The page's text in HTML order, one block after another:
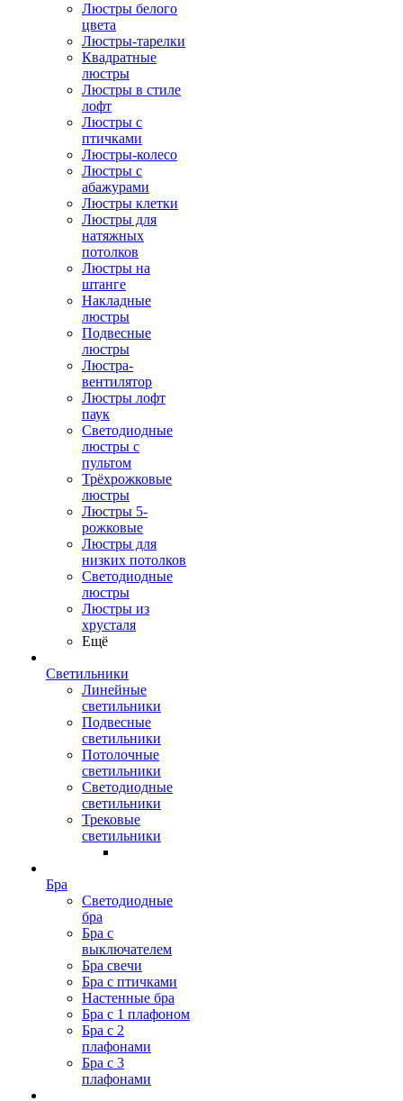
Люстры белого
цвета
Люстры-тарелки
Квадратные
люстры
Люстры в стиле
лофт
Люстры с
птичками
Люстры-колесо
Люстры с
абажурами
Люстры клетки
Люстры для
натяжных
потолков
Люстры на
штанге
Накладные
люстры
Подвесные
люстры
Люстра-
вентилятор
Люстры лофт
паук
Светодиодные
люстры с
пультом
Трёхрожковые
люстры
Люстры 5-
рожковые
Люстры для
низких потолков
Cветодиодные
люстры
Люстры из
хрусталя
Ещё
Светильники
Линейные
светильники
Подвесные
светильники
Потолочные
светильники
Светодиодные
светильники
Трековые
светильники
Бра
Светодиодные
бра
Бра с
выключателем
Бра свечи
Бра с птичками
Настенные бра
Бра с 1 плафоном
Бра с 2
плафонами
Бра с 3
плафонами